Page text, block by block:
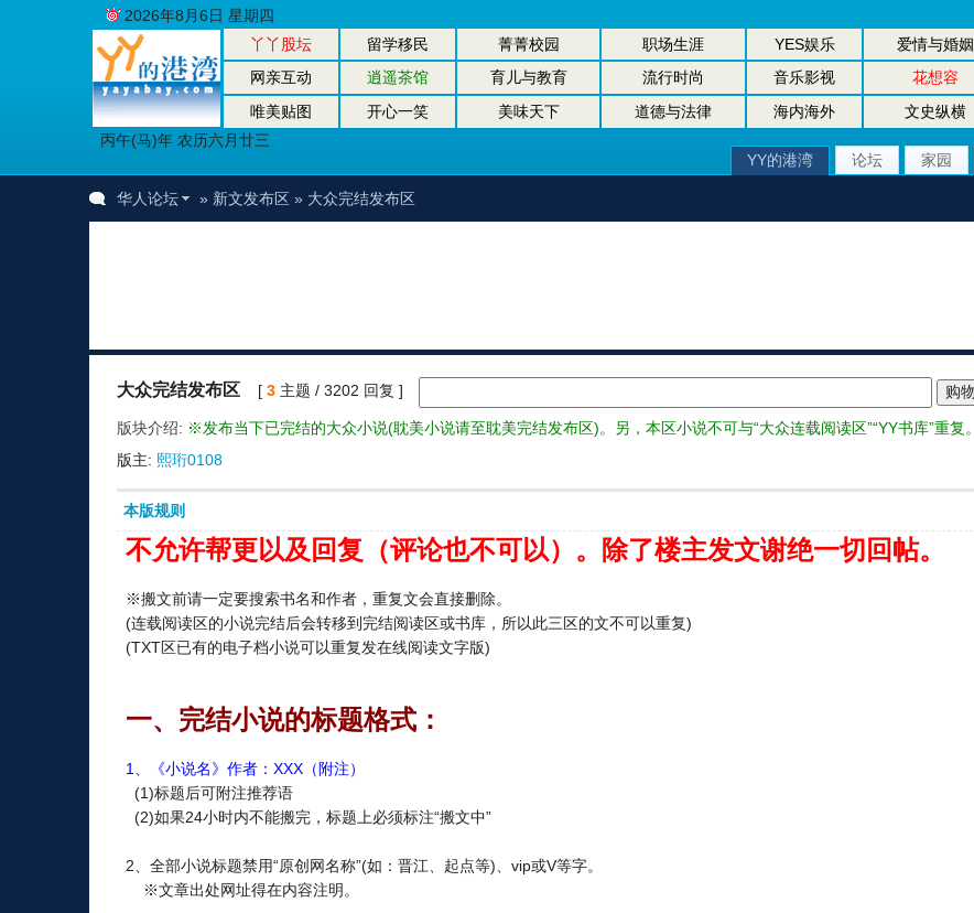
丫丫股坛 留学移民 菁菁校园 职场生涯 YES娱乐 爱情与婚姻
网亲互动
逍遥茶馆 育儿与教育 流行时尚 音乐影视 花想容
唯美贴图
开心一笑 美味天下 道德与法律 海内海外 文史纵横
丙午(马)年 农历六月廿三
2026年8月6日 星期四
YY的港湾 论坛 家园
华人论坛 » 新文发布区» 大众完结发布区
大众完结发布区 [ 3主题 / 3202 回复 ]
版块介绍: ※发布当下已完结的大众小说(耽美小说请至耽美完结发布区)。另，本区小说不可与“大众连载阅读区”“YY书库”重复。
版主: 熙珩0108
本版规则
不允许帮更以及回复（评论也不可以）。除了楼主发文谢绝一切回帖。
※搬文前请一定要搜索书名和作者，重复文会直接删除。
(连载阅读区的小说完结后会转移到完结阅读区或书库，所以此三区的文不可以重复)
(TXT区已有的电子档小说可以重复发在线阅读文字版)
一、完结小说的标题格式：
1、《小说名》作者：XXX（附注）
(1)标题后可附注推荐语
(2)如果24小时内不能搬完，标题上必须标注“搬文中”
2、全部小说标题禁用“原创网名称”(如：晋江、起点等)、vip或V等字。
※文章出处网址得在内容注明。